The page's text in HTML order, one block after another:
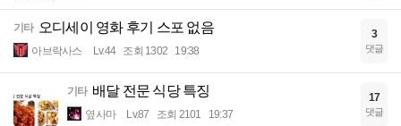
기타 오디세이 영화 후기 스포 없음
아브락사스 Lv.44 조회 1302 19:38
3
댓글
기타 배달 전문 식당 특징
옆사마 Lv.87 조회 2101 19:37
17
댓글